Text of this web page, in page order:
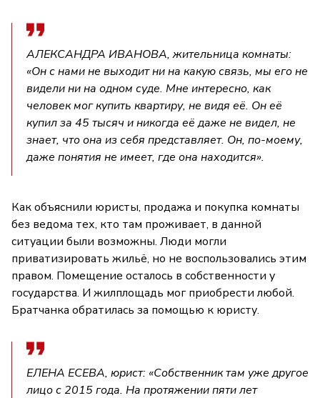
АЛЕКСАНДРА ИВАНОВА, жительница комнаты:
«Он с нами не выходит ни на какую связь, мы его не
видели ни на одном суде. Мне интересно, как
человек мог купить квартиру, не видя её. Он её
купил за 45 тысяч и никогда её даже не видел, не
знает, что она из себя представляет. Он, по-моему,
даже понятия не имеет, где она находится».
Как объяснили юристы, продажа и покупка комнаты
без ведома тех, кто там проживает, в данной
ситуации были возможны. Люди могли
приватизировать жильё, но не воспользовались этим
правом. Помещение осталось в собственности у
государства. И жилплощадь мог приобрести любой.
Братчанка обратилась за помощью к юристу.
ЕЛЕНА ЕСЕВА, юрист: «Собственник там уже другое
лицо с 2015 года. На протяжении пяти лет